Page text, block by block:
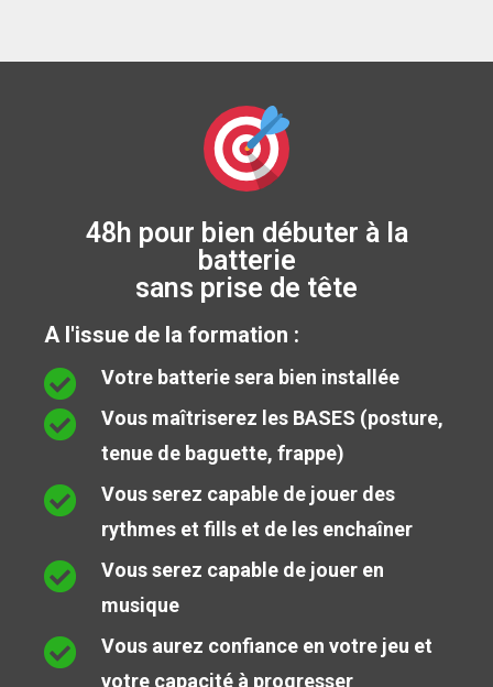
48h pour bien débuter à la
batterie
sans prise de tête
A l'issue de la formation :
Votre batterie sera bien installée
Vous maîtriserez les BASES (posture,
tenue de baguette, frappe)
Vous serez capable de jouer des
rythmes et fills et de les enchaîner
Vous serez capable de jouer en
musique
Vous aurez confiance en votre jeu et
votre capacité à progresser